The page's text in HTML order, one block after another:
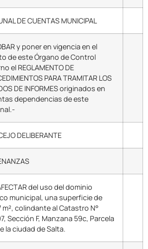
DE CUENTAS MUNICIPAL
y poner en vigencia en el
de este Órgano de Control
el REGLAMENTO DE
PARA TRAMITAR LOS
DE INFORMES originados en
dependencias de este
DELIBERANTE
del uso del dominio
municipal, una superficie de
m², colindante al Catastro N°
Sección F, Manzana 59c, Parcela
la ciudad de Salta.